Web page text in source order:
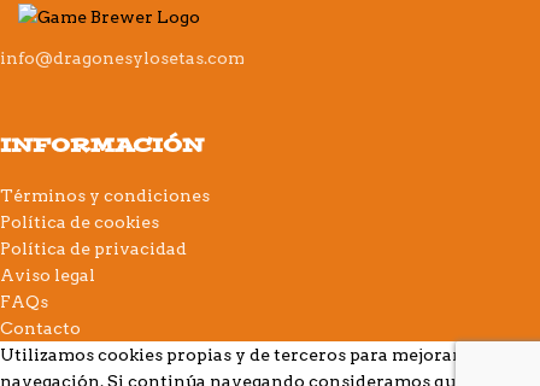
info@dragonesylosetas.com
INFORMACIÓN
Términos y condiciones
Política de cookies
Política de privacidad
Aviso legal
FAQs
Contacto
Utilizamos cookies propias y de terceros para mejorar su
navegación. Si continúa navegando consideramos que acepta